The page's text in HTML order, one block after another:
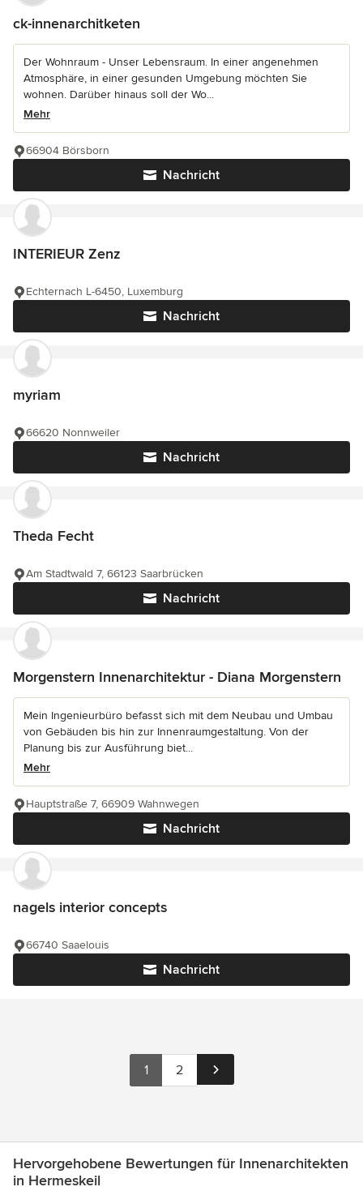
ck-innenarchitketen
Der Wohnraum - Unser Lebensraum. In einer angenehmen
Atmosphäre, in einer gesunden Umgebung möchten Sie
wohnen. Darüber hinaus soll der Wo...
Mehr
Nachricht
66904 Börsborn
INTERIEUR Zenz
Nachricht
Echternach L-6450, Luxemburg
myriam
Nachricht
66620 Nonnweiler
Theda Fecht
Nachricht
Am Stadtwald 7, 66123 Saarbrücken
Morgenstern Innenarchitektur - Diana Morgenstern
Mein Ingenieurbüro befasst sich mit dem Neubau und Umbau
von Gebäuden bis hin zur Innenraumgestaltung. Von der
Planung bis zur Ausführung biet...
Mehr
Nachricht
Hauptstraße 7, 66909 Wahnwegen
nagels interior concepts
Nachricht
66740 Saaelouis
1 2
Hervorgehobene Bewertungen für Innenarchitekten
in Hermeskeil